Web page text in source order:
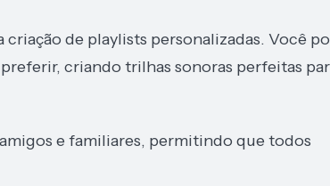
de playlists personalizadas. Você
criando trilhas sonoras perfeitas
e familiares, permitindo que todos